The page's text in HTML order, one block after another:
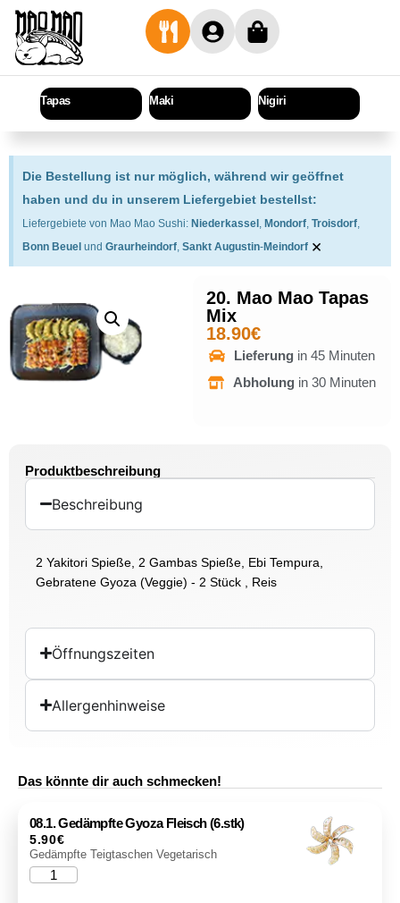
Tapas Maki Nigiri
Die Bestellung ist nur möglich, während wir geöffnet
haben und du in unserem Liefergebiet bestellst:
Liefergebiete von Mao Mao Sushi: Niederkassel , Mondorf, Troisdorf,
Bonn Beuel und Graurheindorf, Sankt Augustin-Meindorf ×
20. Mao Mao Tapas
Mix
18.90€
Lieferung in 45 Minuten
Abholung in 30 Minuten
Produktbeschreibung
Beschreibung
2 Yakitori Spieße, 2 Gambas Spieße, Ebi Tempura,
Gebratene Gyoza (Veggie) - 2 Stück , Reis
Öffnungszeiten
Allergenhinweise
Das könnte dir auch schmecken!
08.1. Gedämpfte Gyoza Fleisch (6.stk)
5.90€
Gedämpfte Teigtaschen Vegetarisch